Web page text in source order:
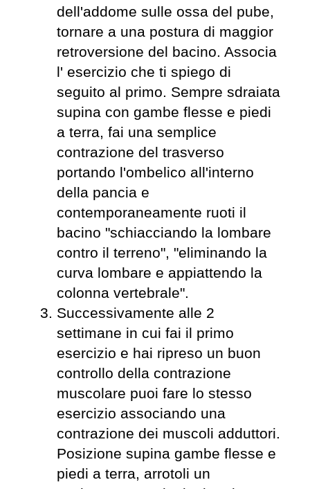
dell'addome sulle ossa del pube,
tornare a una postura di maggior
retroversione del bacino. Associa
l' esercizio che ti spiego di
seguito al primo. Sempre sdraiata
supina con gambe flesse e piedi
a terra, fai una semplice
contrazione del trasverso
portando l'ombelico all'interno
della pancia e
contemporaneamente ruoti il
bacino "schiacciando la lombare
contro il terreno", "eliminando la
curva lombare e appiattendo la
colonna vertebrale".
Successivamente alle 2
settimane in cui fai il primo
esercizio e hai ripreso un buon
controllo della contrazione
muscolare puoi fare lo stesso
esercizio associando una
contrazione dei muscoli adduttori.
Posizione supina gambe flesse e
piedi a terra, arrotoli un